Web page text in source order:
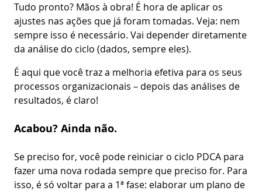
Tudo pronto? Mãos à obra! É hora de aplicar os
ajustes nas ações que já foram tomadas. Veja: nem
sempre isso é necessário. Vai depender diretamente
da análise do ciclo (dados, sempre eles).
É aqui que você traz a melhoria efetiva para os seus
processos organizacionais – depois das análises de
resultados, é claro!
Acabou? Ainda não.
Se preciso for, você pode reiniciar o ciclo PDCA para
fazer uma nova rodada sempre que preciso for. Para
isso, é só voltar para a 1ª fase: elaborar um plano de